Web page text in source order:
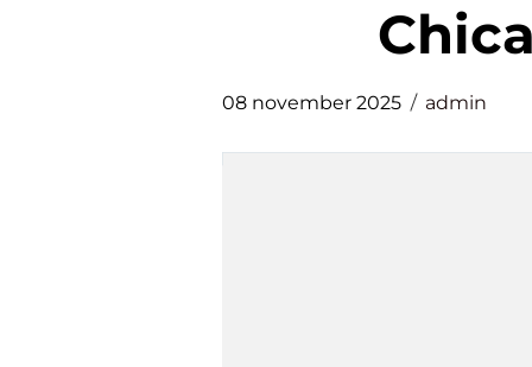
08 november 2025 admin